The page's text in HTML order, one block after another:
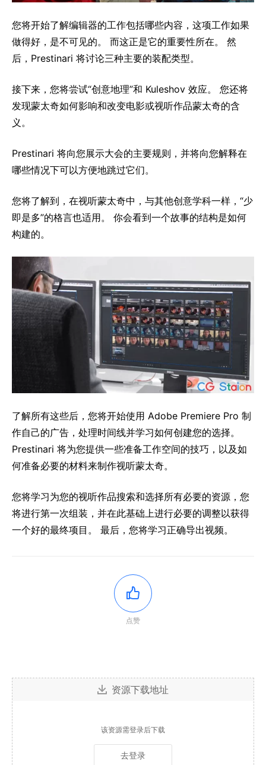
您将开始了解编辑器的工作包括哪些内容，这项工作如果
做得好，是不可见的。 而这正是它的重要性所在。 然
后，Prestinari 将讨论三种主要的装配类型。
接下来，您将尝试“创意地理”和 Kuleshov 效应。 您还将
发现蒙太奇如何影响和改变电影或视听作品蒙太奇的含
义。
Prestinari 将向您展示大会的主要规则，并将向您解释在
哪些情况下可以方便地跳过它们。
您将了解到，在视听蒙太奇中，与其他创意学科一样，“少
即是多”的格言也适用。 你会看到一个故事的结构是如何
构建的。
了解所有这些后，您将开始使用 Adobe Premiere Pro 制
作自己的广告，处理时间线并学习如何创建您的选择。
Prestinari 将为您提供一些准备工作空间的技巧，以及如
何准备必要的材料来制作视听蒙太奇。
您将学习为您的视听作品搜索和选择所有必要的资源，您
将进行第一次组装，并在此基础上进行必要的调整以获得
一个好的最终项目。 最后，您将学习正确导出视频。
点赞
资源下载地址
该资源需登录后下载
去登录